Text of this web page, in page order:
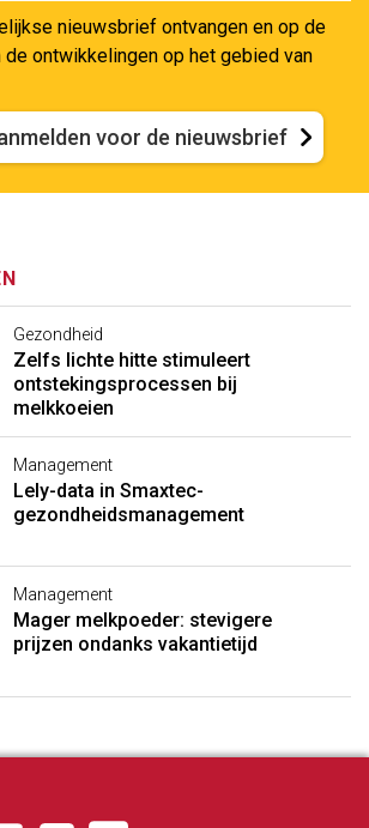
nieuwsbrief ontvangen en op de
de ontwikkelingen op het gebied van
voor de nieuwsbrief
Gezondheid
Zelfs lichte hitte stimuleert
ontstekingsprocessen bij
melkkoeien
Management
Lely-data in Smaxtec-
gezondheidsmanagement
Management
Mager melkpoeder: stevigere
prijzen ondanks vakantietijd